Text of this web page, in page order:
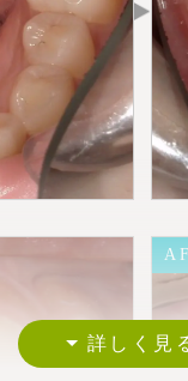
り、歯根が見えて
しています。
ため、術後、出血